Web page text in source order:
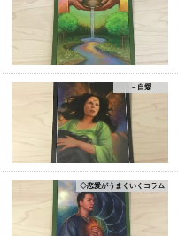
－自愛
◇恋愛がうまくいくコラム